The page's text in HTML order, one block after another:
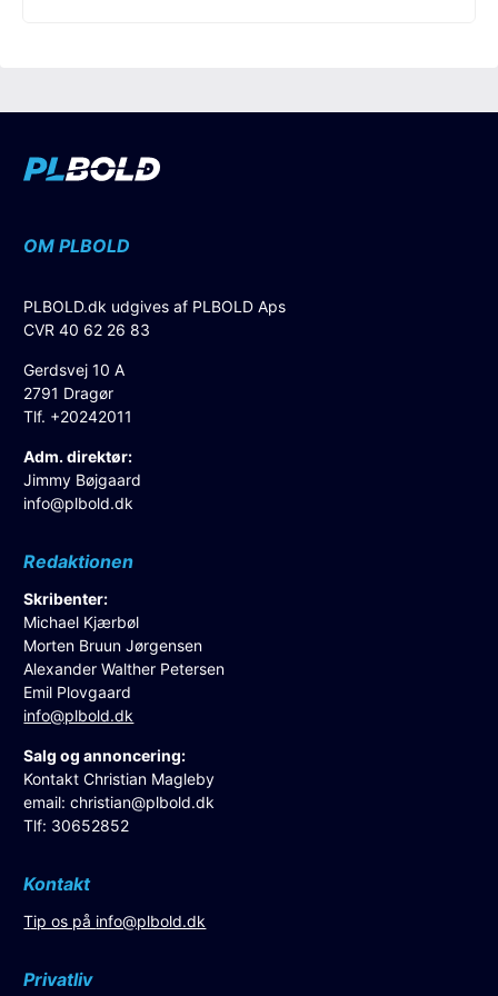
OM PLBOLD
PLBOLD.dk udgives af PLBOLD Aps
CVR 40 62 26 83
Gerdsvej 10 A
2791 Dragør
Tlf. +20242011
Adm. direktør:
Jimmy Bøjgaard
info@plbold.dk
Redaktionen
Skribenter:
Michael Kjærbøl
Morten Bruun Jørgensen
Alexander Walther Petersen
Emil Plovgaard
info@plbold.dk
Salg og annoncering:
Kontakt Christian Magleby
email:christian@plbold.dk
Tlf: 30652852
Kontakt
Tip os på info@plbold.dk
Privatliv